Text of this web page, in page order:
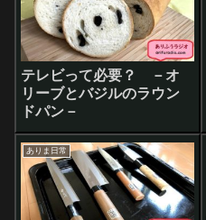
テレビって必要？ －オ
リーブとバジルのラウン
ドパン－
ありま日常